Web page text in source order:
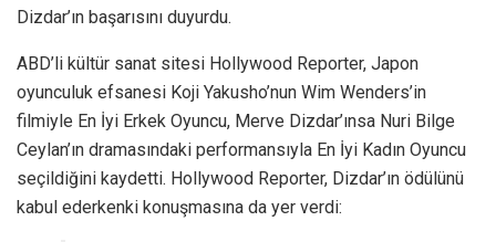
Dizdar’ın başarısını duyurdu.
ABD’li kültür sanat sitesi Hollywood Reporter, Japon
oyunculuk efsanesi Koji Yakusho’nun Wim Wenders’in
filmiyle En İyi Erkek Oyuncu, Merve Dizdar’ınsa Nuri Bilge
Ceylan’ın dramasındaki performansıyla En İyi Kadın Oyuncu
seçildiğini kaydetti. Hollywood Reporter, Dizdar’ın ödülünü
kabul ederkenki konuşmasına da yer verdi: